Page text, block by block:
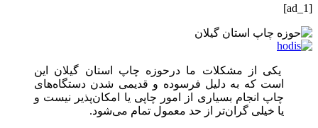
[ad_1]
یکی از مشکلات ما درحوزه چاپ استان گیلان این
است که به دلیل فرسوده‌ و قدیمی شدن دستگاه‌های
چاپ انجام بسیاری از امور چاپی یا امکان‌پذیر نیست و
یا خیلی گران‌تر از حد معمول تمام می‌شود.